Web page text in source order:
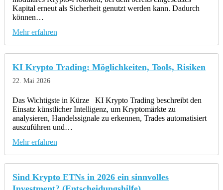
Kapital erneut als Sicherheit genutzt werden kann. Dadurch
können…
Mehr erfahren
KI Krypto Trading: Möglichkeiten, Tools, Risiken
22. Mai 2026
Das Wichtigste in Kürze KI Krypto Trading beschreibt den
Einsatz künstlicher Intelligenz, um Kryptomärkte zu
analysieren, Handelssignale zu erkennen, Trades automatisiert
auszuführen und…
Mehr erfahren
Sind Krypto ETNs in 2026 ein sinnvolles